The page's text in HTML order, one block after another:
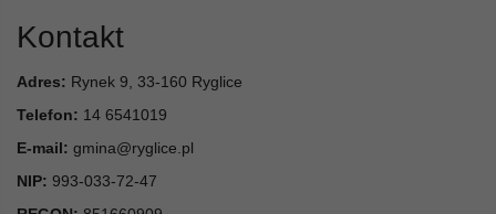
Kontakt
Adres: Rynek 9, 33-160 Ryglice
Telefon: 14 6541019
E-mail: gmina@ryglice.pl
NIP: 993-033-72-47